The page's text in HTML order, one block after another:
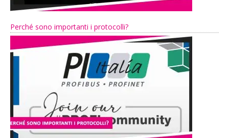
Perché sono importanti i protocolli?